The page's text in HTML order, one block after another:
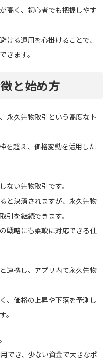
高く、初心者でも把握しやす
ける運用を心掛けることで、
きます。
と始め方
永久先物取引という高度なト
を超え、価格変動を活用した
ない先物取引です。
と決済されますが、永久先物
引を継続できます。
戦略にも柔軟に対応できる仕
連携し、アプリ内で永久先物
、価格の上昇や下落を予測し
。
でき、少ない資金で大きなポ